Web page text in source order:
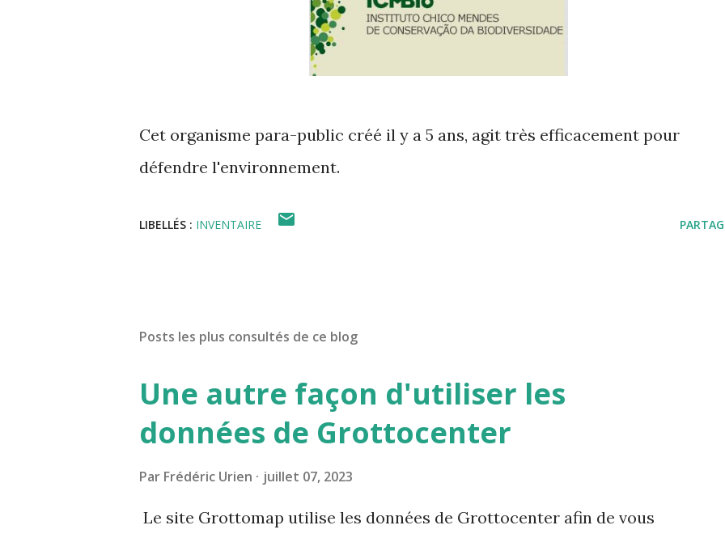
Cet organisme para-public créé il y a 5 ans, agit très efficacement pour
défendre l'environnement.
LIBELLÉS : INVENTAIRE
Posts les plus consultés de ce blog
Une autre façon d'utiliser les
données de Grottocenter
Par Frédéric Urien juillet 07, 2023
Le site Grottomap utilise les données de Grottocenter afin de vous